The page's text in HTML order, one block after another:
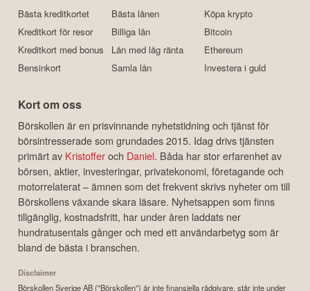
Bästa kreditkortet
Kreditkort för resor
Kreditkort med bonus
Bensinkort
Bästa lånen
Billiga lån
Lån med låg ränta
Samla lån
Köpa krypto
Bitcoin
Ethereum
Investera i guld
Kort om oss
Börskollen är en prisvinnande nyhetstidning och tjänst för
börsintresserade som grundades 2015. Idag drivs tjänsten
primärt av Kristofferoch Daniel. Båda har stor erfarenhet av
börsen, aktier, investeringar, privatekonomi, företagande och
motorrelaterat – ämnen som det frekvent skrivs nyheter om till
Börskollens växande skara läsare. Nyhetsappen som finns
tillgänglig, kostnadsfritt, har under åren laddats ner
hundratusentals gånger och med ett användarbetyg som är
bland de bästa i branschen.
Disclaimer
Börskollen Sverige AB ("Börskollen") är inte finansiella rådgivare, står inte under